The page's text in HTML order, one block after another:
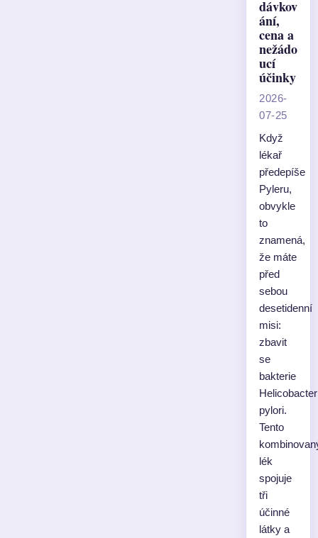
dávkov
ání,
cena a
nežádo
ucí
účinky
2026-
07-25
Když
lékař
předepíše
Pyleru,
obvykle
to
znamená,
že máte
před
sebou
desetidenní
misi:
zbavit
se
bakterie
Helicobacter
pylori.
Tento
lék
spojuje
tři
účinné
látky a